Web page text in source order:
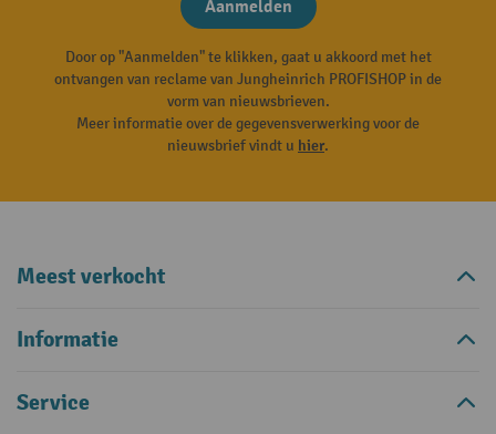
Aanmelden
Door op "Aanmelden" te klikken, gaat u akkoord met het
ontvangen van reclame van Jungheinrich PROFISHOP in de
vorm van nieuwsbrieven.
Meer informatie over de gegevensverwerking voor de
nieuwsbrief vindt u hier.
Meest verkocht
Informatie
Service